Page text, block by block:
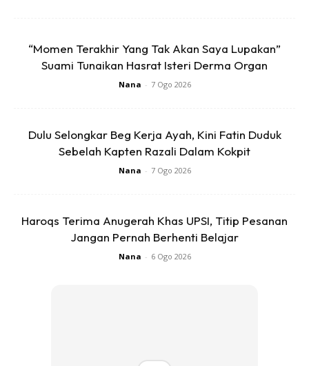
“Momen Terakhir Yang Tak Akan Saya Lupakan”
Suami Tunaikan Hasrat Isteri Derma Organ
Nana - 7 Ogo 2026
Dulu Selongkar Beg Kerja Ayah, Kini Fatin Duduk
Sebelah Kapten Razali Dalam Kokpit
Nana - 7 Ogo 2026
Haroqs Terima Anugerah Khas UPSI, Titip Pesanan
Jangan Pernah Berhenti Belajar
Nana - 6 Ogo 2026